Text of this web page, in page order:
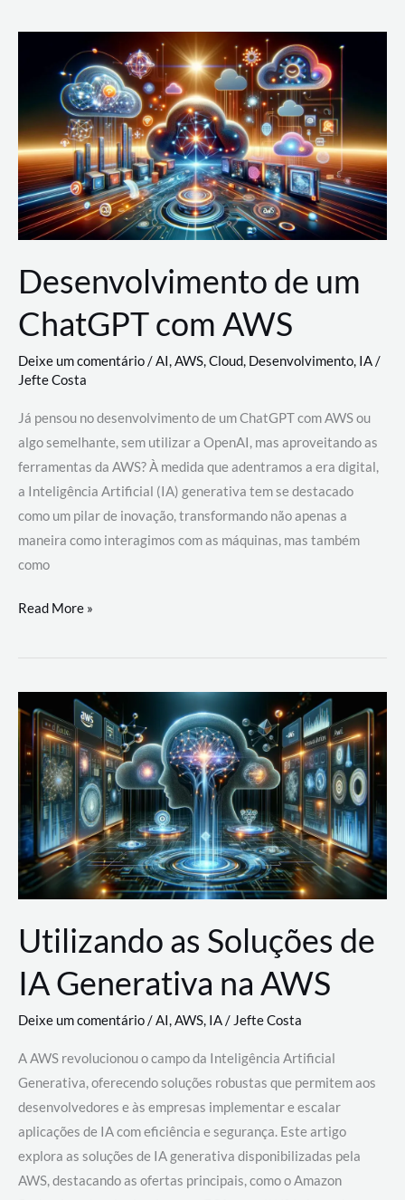
Nuvem:
Google
Cloud,
AWS
e
Azure
Desenvolvimento de um
ChatGPT com AWS
Deixe um comentário/AI,AWS,Cloud, Desenvolvimento, IA/
Jefte Costa
Já pensou no desenvolvimento de um ChatGPT com AWS ou
algo semelhante, sem utilizar a OpenAI, mas aproveitando as
ferramentas da AWS? À medida que adentramos a era digital,
a Inteligência Artificial (IA) generativa tem se destacado
como um pilar de inovação, transformando não apenas a
maneira como interagimos com as máquinas, mas também
como
Desenvolvimento
um
com
AWS
Read More »
Utilizando as Soluções de
IA Generativa na AWS
Deixe um comentário/AI,AWS, IA/Jefte Costa
A AWS revolucionou o campo da Inteligência Artificial
Generativa, oferecendo soluções robustas que permitem aos
desenvolvedores e às empresas implementar e escalar
aplicações de IA com eficiência e segurança. Este artigo
explora as soluções de IA generativa disponibilizadas pela
AWS, destacando as ofertas principais, como o Amazon